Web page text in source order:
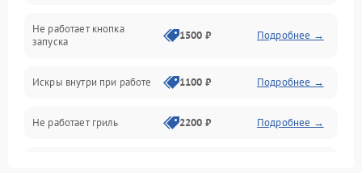
Нагрев и приготовление
Программное обеспечение
Не работает кнопка
запуска
1500 ₽ Подробнее →
Искры внутри при работе 1100 ₽ Подробнее →
Не работает гриль 2200 ₽ Подробнее →